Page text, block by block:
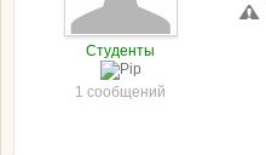
Студенты
1 сообщений